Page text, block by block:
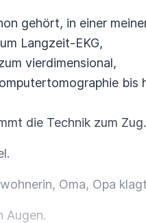
gehört, in einer
Langzeit-EKG,
vierdimensional,
bis
die Technik zum Zug.
Oma, Opa
Augen.